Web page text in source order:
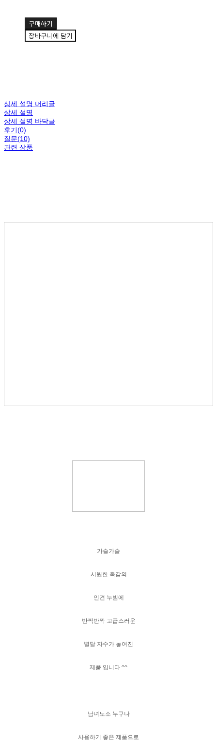
구매하기
장바구니에 담기
상세 설명 머리글
상세 설명
상세 설명 바닥글
후기(0)
질문(10)
관련 상품
가슬가슬
시원한 촉감의
인견 누빔에
반짝반짝 고급스러운
별달 자수가 놓여진
제품 입니다 ^^
남녀노소 누구나
사용하기 좋은 제품으로